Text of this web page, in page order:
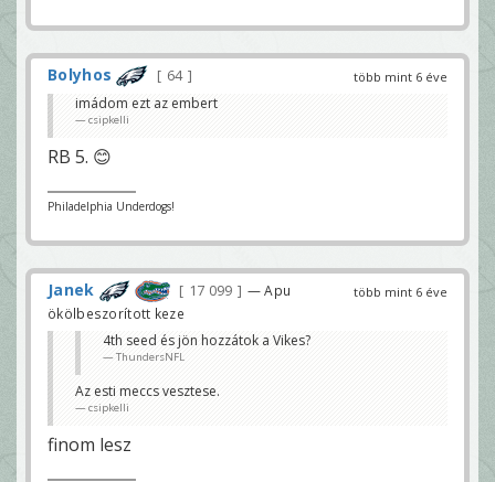
több mint 6 éve
Bolyhos
64
imádom ezt az embert
csipkelli
RB 5. 😊
Philadelphia Underdogs!
több mint 6 éve
Janek 17 099
— Apu
ökölbeszorított keze
4th seed és jön hozzátok a Vikes?
ThundersNFL
Az esti meccs vesztese.
csipkelli
finom lesz